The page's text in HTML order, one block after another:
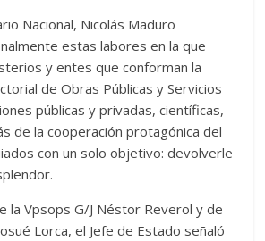
Nacional, Nicolás Maduro
estas labores en la que
y entes que conforman la
de Obras Públicas y Servicios
públicas y privadas, científicas,
de la cooperación protagónica del
con un solo objetivo: devolverle
la Vpsops G/J Néstor Reverol y de
Lorca, el Jefe de Estado señaló